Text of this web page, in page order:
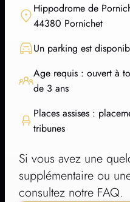
Hippodrome de
44380 Pornichet
Un parking est
Age requis : ouvert à
de 3 ans
Places assises :
tribunes
Si vous avez une
supplémentaire ou
consultez notre FAQ.